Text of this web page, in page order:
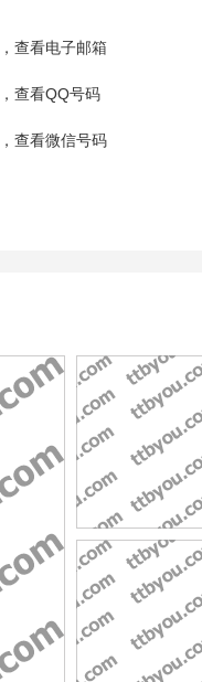
，查看电子邮箱
，查看QQ号码
，查看微信号码